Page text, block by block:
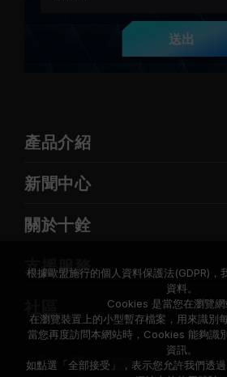
送出
產品介紹
新聞中心
關於十銓
支援服務
根據歐盟施行的個人資料保護法(GDPR)，
資料。
Cookies 是當您在瀏覽網
在瀏覽裝置上的小型暫存檔案，用來識別
當您再度訪問本網站時，Cookies 能夠識
資訊。
如點選「全部接受」，表示您允許我們透